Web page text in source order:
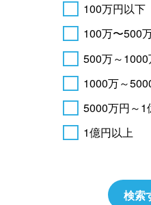
100万円以下
100万〜500
500万～
1000万～
5000万円～1
1億円以上